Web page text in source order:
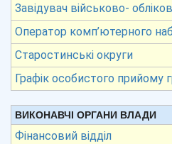
Завідувач військово-
Оператор комп’ютерного
Старостинські округи
Графік особистого прийому
ВИКОНАВЧІ ОРГАНИ ВЛАДИ
Фінансовий відділ